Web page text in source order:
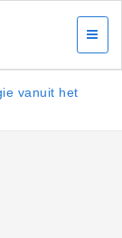
vanuit het